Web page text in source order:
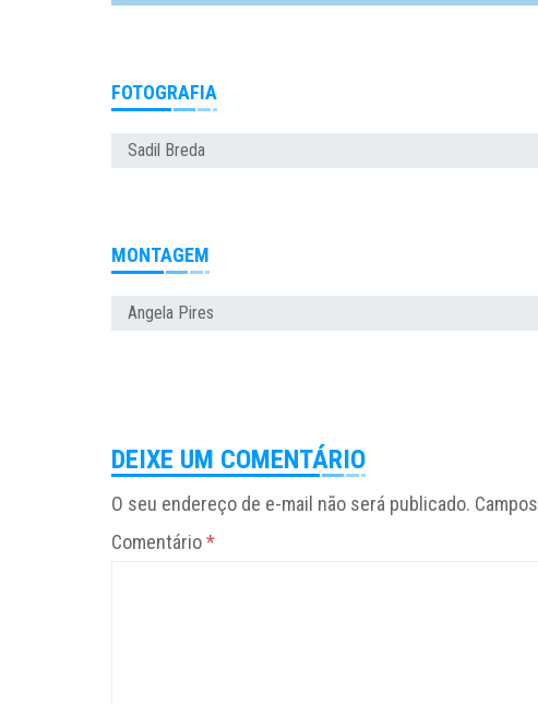
FOTOGRAFIA
Sadil Breda
MONTAGEM
Angela Pires
DEIXE UM COMENTÁRIO
O seu endereço de e-mail não será publicado.
Comentário*